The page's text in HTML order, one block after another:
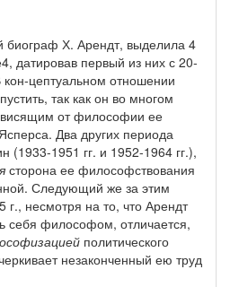
биограф Х. Арендт, выделила 4
датировав первый из них с 20-
кон-цептуальном отношении
так как он во многом
от философии ее
Два других периода
(1933-1951 гг. и 1952-1964 гг.),
сторона ее философствования
Следующий же за этим
г., несмотря на то, что Арендт
себя философом, отличается,
политического
незаконченный ею труд